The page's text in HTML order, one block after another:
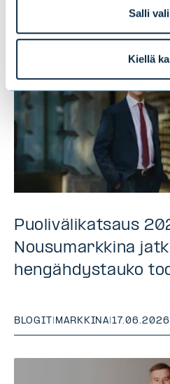
Salli
Kiellä
Puolivälikatsaus
Nousumarkkina
hengähdystauko
BLOGIT | MARKKINA|17.06.2026